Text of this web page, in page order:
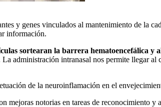
y genes vinculados al mantenimiento de la
información.
sortearan la barrera hematoencefálica y
administración intranasal nos permite llegar al
de la neuroinflamación en el
mejoras notorias en tareas de reconocimiento y